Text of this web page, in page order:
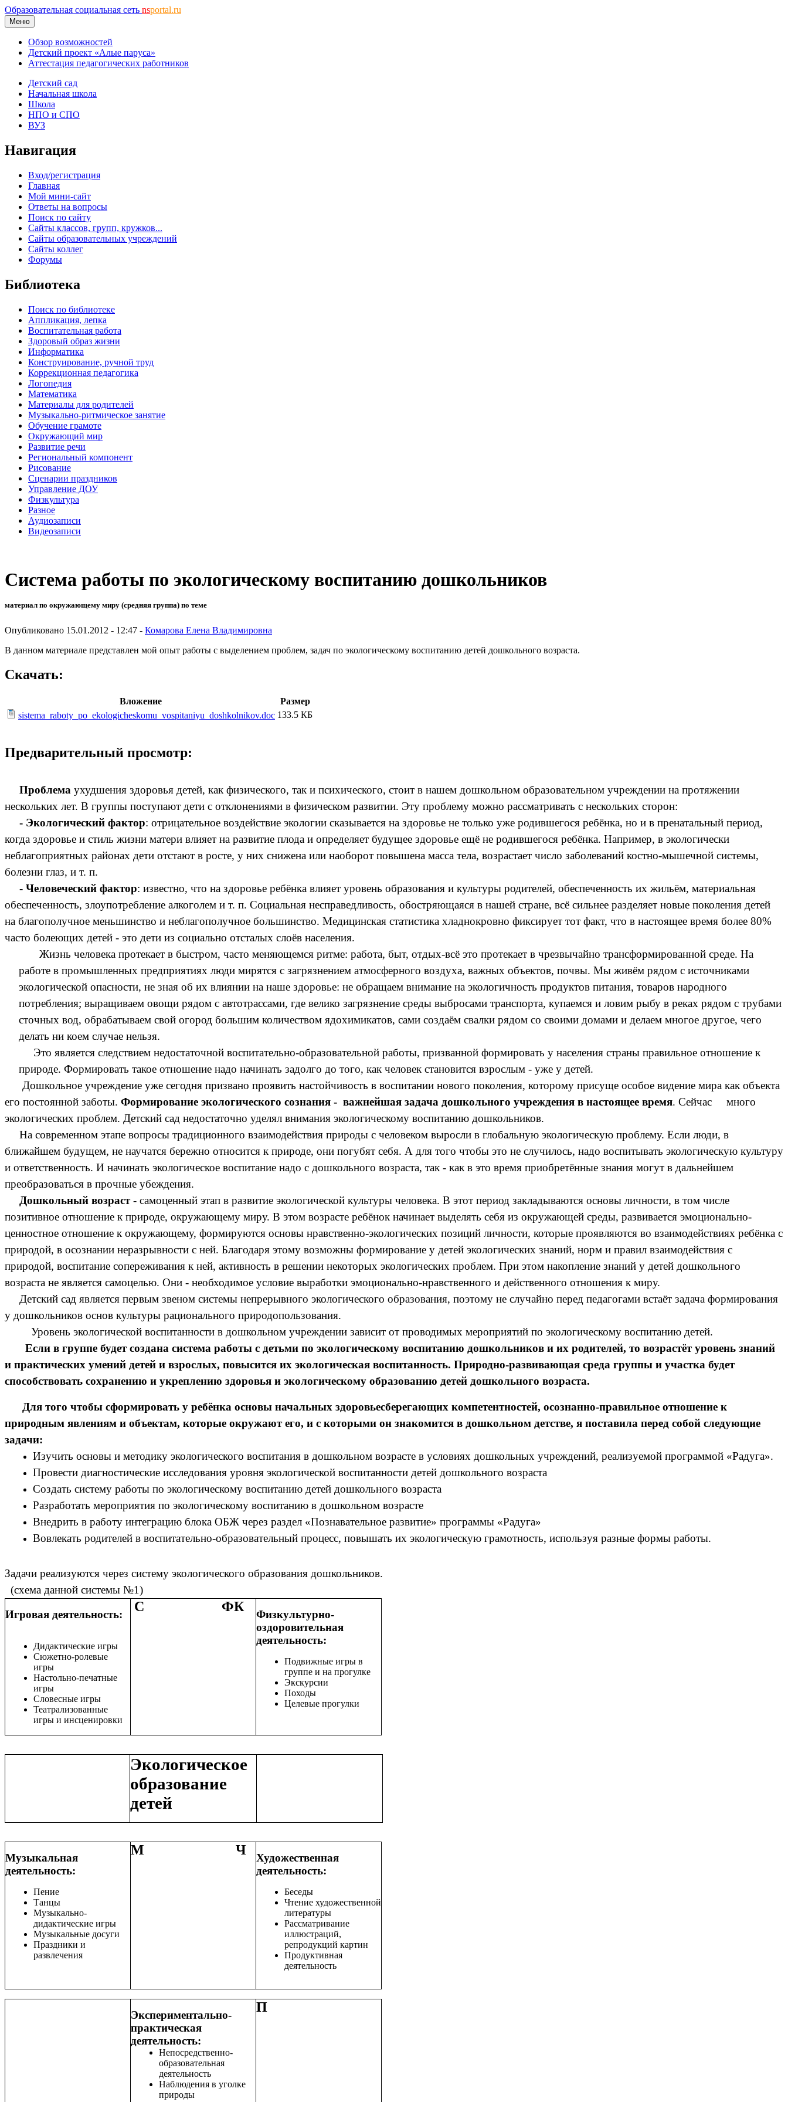
Образовательная социальная сеть nsportal.ru
Меню
Обзор возможностей
Детский проект «Алые паруса»
Аттестация педагогических работников
Детский сад
Начальная школа
Школа
НПО и СПО
ВУЗ
Навигация
Вход/регистрация
Главная
Мой мини-сайт
Ответы на вопросы
Поиск по сайту
Сайты классов, групп, кружков...
Сайты образовательных учреждений
Сайты коллег
Форумы
Библиотека
Поиск по библиотеке
Аппликация, лепка
Воспитательная работа
Здоровый образ жизни
Информатика
Конструирование, ручной труд
Коррекционная педагогика
Логопедия
Математика
Материалы для родителей
Музыкально-ритмическое занятие
Обучение грамоте
Окружающий мир
Развитие речи
Региональный компонент
Рисование
Сценарии праздников
Управление ДОУ
Физкультура
Разное
Аудиозаписи
Видеозаписи
Система работы по экологическому воспитанию дошкольников
материал по окружающему миру (средняя группа) по теме
Опубликовано 15.01.2012 - 12:47 - Комарова Елена Владимировна
В данном материале представлен мой опыт работы с выделением проблем, задач по экологическому воспитанию детей дошкольного возраста.
Скачать:
Вложение
Размер
sistema_raboty_po_ekologicheskomu_vospitaniyu_doshkolnikov.doc 133.5 КБ
Предварительный просмотр:
Проблема ухудшения здоровья детей, как физического, так и психического, стоит в нашем дошкольном образовательном учреждении на протяжении
нескольких лет. В группы поступают дети с отклонениями в физическом развитии. Эту проблему можно рассматривать с нескольких сторон:
- Экологический фактор: отрицательное воздействие экологии сказывается на здоровье не только уже родившегося ребёнка, но и в пренатальный период,
когда здоровье и стиль жизни матери влияет на развитие плода и определяет будущее здоровье ещё не родившегося ребёнка. Например, в экологически
неблагоприятных районах дети отстают в росте, у них снижена или наоборот повышена масса тела, возрастает число заболеваний костно-мышечной системы,
болезни глаз, и т. п.
- Человеческий фактор: известно, что на здоровье ребёнка влияет уровень образования и культуры родителей, обеспеченность их жильём, материальная
обеспеченность, злоупотребление алкоголем и т. п. Социальная несправедливость, обостряющаяся в нашей стране, всё сильнее разделяет новые поколения детей
на благополучное меньшинство и неблагополучное большинство. Медицинская статистика хладнокровно фиксирует тот факт, что в настоящее время более 80%
часто болеющих детей - это дети из социально отсталых слоёв населения.
Жизнь человека протекает в быстром, часто меняющемся ритме: работа, быт, отдых-всё это протекает в чрезвычайно трансформированной среде. На
работе в промышленных предприятиях люди мирятся с загрязнением атмосферного воздуха, важных объектов, почвы. Мы живём рядом с источниками
экологической опасности, не зная об их влиянии на наше здоровье: не обращаем внимание на экологичность продуктов питания, товаров народного
потребления; выращиваем овощи рядом с автотрассами, где велико загрязнение среды выбросами транспорта, купаемся и ловим рыбу в реках рядом с трубами
сточных вод, обрабатываем свой огород большим количеством ядохимикатов, сами создаём свалки рядом со своими домами и делаем многое другое, чего
делать ни коем случае нельзя.
Это является следствием недостаточной воспитательно-образовательной работы, призванной формировать у населения страны правильное отношение к
природе. Формировать такое отношение надо начинать задолго до того, как человек становится взрослым - уже у детей.
Дошкольное учреждение уже сегодня призвано проявить настойчивость в воспитании нового поколения, которому присуще особое видение мира как объекта
его постоянной заботы. Формирование экологического сознания - важнейшая задача дошкольного учреждения в настоящее время. Сейчас много
экологических проблем. Детский сад недостаточно уделял внимания экологическому воспитанию дошкольников.
На современном этапе вопросы традиционного взаимодействия природы с человеком выросли в глобальную экологическую проблему. Если люди, в
ближайшем будущем, не научатся бережно относится к природе, они погубят себя. А для того чтобы это не случилось, надо воспитывать экологическую культуру
и ответственность. И начинать экологическое воспитание надо с дошкольного возраста, так - как в это время приобретённые знания могут в дальнейшем
преобразоваться в прочные убеждения.
Дошкольный возраст- самоценный этап в развитие экологической культуры человека. В этот период закладываются основы личности, в том числе
позитивное отношение к природе, окружающему миру. В этом возрасте ребёнок начинает выделять себя из окружающей среды, развивается эмоционально-
ценностное отношение к окружающему, формируются основы нравственно-экологических позиций личности, которые проявляются во взаимодействиях ребёнка с
природой, в осознании неразрывности с ней. Благодаря этому возможны формирование у детей экологических знаний, норм и правил взаимодействия с
природой, воспитание сопереживания к ней, активность в решении некоторых экологических проблем. При этом накопление знаний у детей дошкольного
возраста не является самоцелью. Они - необходимое условие выработки эмоционально-нравственного и действенного отношения к миру.
Детский сад является первым звеном системы непрерывного экологического образования, поэтому не случайно перед педагогами встаёт задача формирования
у дошкольников основ культуры рационального природопользования.
Уровень экологической воспитанности в дошкольном учреждении зависит от проводимых мероприятий по экологическому воспитанию детей.
Если в группе будет создана система работы с детьми по экологическому воспитанию дошкольников и их родителей, то возрастёт уровень знаний
и практических умений детей и взрослых, повысится их экологическая воспитанность. Природно-развивающая среда группы и участка будет
способствовать сохранению и укреплению здоровья и экологическому образованию детей дошкольного возраста.
Для того чтобы сформировать у ребёнка основы начальных здоровьесберегающих компетентностей, осознанно-правильное отношение к
природным явлениям и объектам, которые окружают его, и с которыми он знакомится в дошкольном детстве, я поставила перед собой следующие
задачи:
Изучить основы и методику экологического воспитания в дошкольном возрасте в условиях дошкольных учреждений, реализуемой программой «Радуга».
Провести диагностические исследования уровня экологической воспитанности детей дошкольного возраста
Создать систему работы по экологическому воспитанию детей дошкольного возраста
Разработать мероприятия по экологическому воспитанию в дошкольном возрасте
Внедрить в работу интеграцию блока ОБЖ через раздел «Познавательное развитие» программы «Радуга»
Вовлекать родителей в воспитательно-образовательный процесс, повышать их экологическую грамотность, используя разные формы работы.
Задачи реализуются через систему экологического образования дошкольников.
(схема данной системы №1)
Игровая деятельность:
Дидактические игры
Сюжетно-ролевые
игры
Настольно-печатные
игры
Словесные игры
Театрализованные
игры и инсценировки
С ФК
Физкультурно-
оздоровительная
деятельность:
Подвижные игры в
группе и на прогулке
Экскурсии
Походы
Целевые прогулки
Экологическое
образование
детей
Музыкальная
деятельность:
Пение
Танцы
Музыкально-
дидактические игры
Музыкальные досуги
Праздники и
развлечения
М Ч
Художественная
деятельность:
Беседы
Чтение художественной
литературы
Рассматривание
иллюстраций,
репродукций картин
Продуктивная
деятельность
Экспериментально-
практическая
деятельность:
Непосредственно-
образовательная
деятельность
Наблюдения в уголке
природы
П